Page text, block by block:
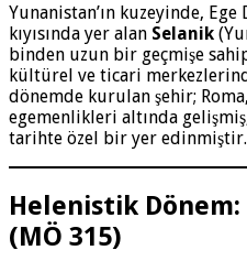
Yunanistan’ın kuzeyinde,
kıyısında yer alan Selanik
binden uzun bir geçmişe
kültürel ve ticari
dönemde kurulan şehir;
egemenlikleri altında
tarihte özel bir yer edinmiştir.
Helenistik
(MÖ 315)